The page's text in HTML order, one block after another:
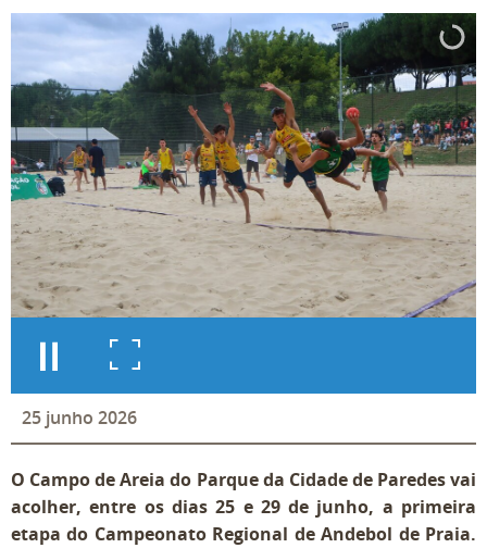
25 junho 2026
O Campo de Areia do Parque da Cidade de Paredes vai
acolher, entre os dias 25 e 29 de junho, a primeira
etapa do Campeonato Regional de Andebol de Praia.